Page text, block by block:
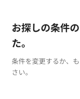
お探しの条件
た。
条件を変更するか、
さい。